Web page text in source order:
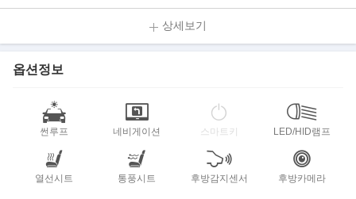
상세보기
옵션정보
썬루프 네비게이션 스마트키 LED/HID램프
열선시트 통풍시트 후방감지센서 후방카메라